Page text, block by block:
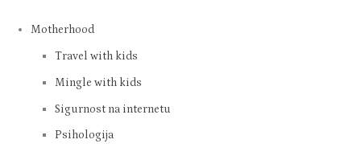
Motherhood
Travel with kids
Mingle with kids
Sigurnost na internetu
Psihologija